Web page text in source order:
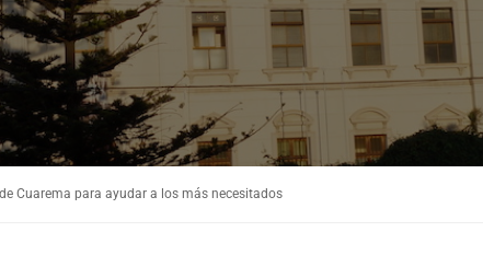
Cuarema para ayudar a los más necesitados